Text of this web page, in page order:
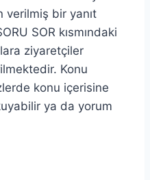
verilmiş bir yanıt
SOR kısmındaki
ziyaretçiler
Konu
konu içerisine
ya da yorum